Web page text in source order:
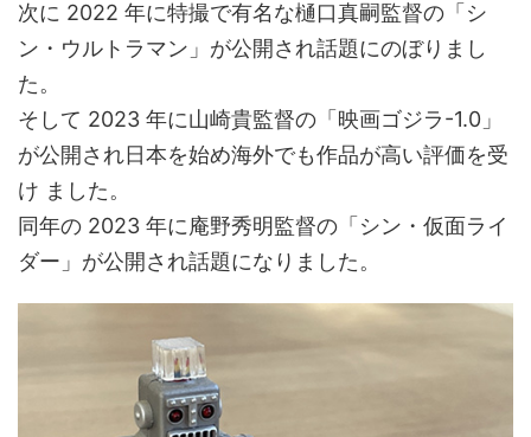
次に 2022 年に特撮で有名な樋口真嗣監督の「シ
ン・ウルトラマン」が公開され話題にのぼりまし
た。
そして 2023 年に山崎貴監督の「映画ゴジラ-1.0」
が公開され日本を始め海外でも作品が高い評価を受
け ました。
同年の 2023 年に庵野秀明監督の「シン・仮面ライ
ダー」が公開され話題になりました。